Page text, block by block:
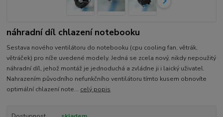
náhradní díl chlazení notebooku
Sestava nového ventilátoru do notebooku (cpu cooling fan, větrák,
větráček) pro níže uvedené modely. Jedná se zcela nový, nikdy nepoužitý
náhradní díl, jehož montáž je jednoduchá a zvládne ji i laický uživatel.
Nahrazením původního nefunkčního ventilátoru tímto kusem obnovíte
optimální chlazení note... celý popis